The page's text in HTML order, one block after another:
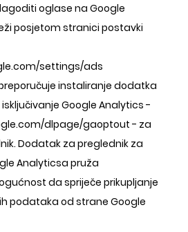
oglase na Google
posjetom stranici postavki
settings/ads
instaliranje dodatka
Google Analytics -
dlpage/gaoptout - za
Dodatak za preglednik za
Analyticsa pruža
da spriječe prikupljanje
podataka od strane Google